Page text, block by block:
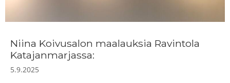
Niina Koivusalon maalauksia Ravintola
Katajanmarjassa:
5.9.2025